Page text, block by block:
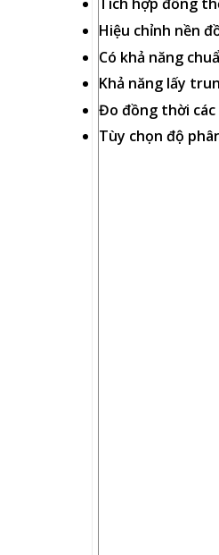
Hiệu chỉnh nền
Có khả năng
Khả năng lấy
Đo đồng thời các
Tùy chọn độ